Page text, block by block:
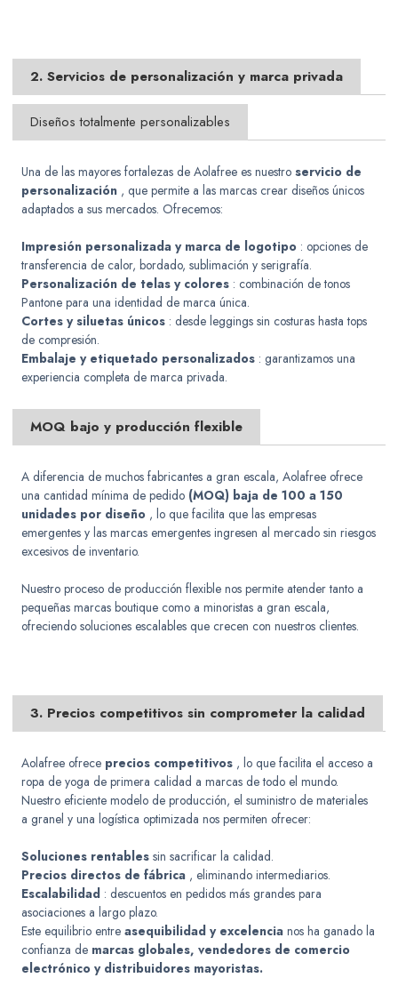
2. Servicios de personalización y marca privada
Diseños totalmente personalizables
Una de las mayores fortalezas de Aolafree es nuestroservicio de
personalización , que permite a las marcas crear diseños únicos
adaptados a sus mercados. Ofrecemos:
Impresión personalizada y marca de logotipo : opciones de
transferencia de calor, bordado, sublimación y serigrafía.
Personalización de telas y colores : combinación de tonos
Pantone para una identidad de marca única.
Cortes y siluetas únicos : desde leggings sin costuras hasta tops
de compresión.
Embalaje y etiquetado personalizados : garantizamos una
experiencia completa de marca privada.
MOQ bajo y producción flexible
A diferencia de muchos fabricantes a gran escala, Aolafree ofrece
una cantidad mínima de pedido (MOQ) baja de 100 a 150
unidades por diseño , lo que facilita que las empresas
emergentes y las marcas emergentes ingresen al mercado sin riesgos
excesivos de inventario.
Nuestro proceso de producción flexible nos permite atender tanto a
pequeñas marcas boutique como a minoristas a gran escala,
ofreciendo soluciones escalables que crecen con nuestros clientes.
3. Precios competitivos sin comprometer la calidad
Aolafree ofrece precios competitivos , lo que facilita el acceso a
ropa de yoga de primera calidad a marcas de todo el mundo.
Nuestro eficiente modelo de producción, el suministro de materiales
a granel y una logística optimizada nos permiten ofrecer:
Soluciones rentables sin sacrificar la calidad.
Precios directos de fábrica , eliminando intermediarios.
Escalabilidad : descuentos en pedidos más grandes para
asociaciones a largo plazo.
Este equilibrio entreasequibilidad y excelencia nos ha ganado la
confianza de marcas globales, vendedores de comercio
electrónico y distribuidores mayoristas.